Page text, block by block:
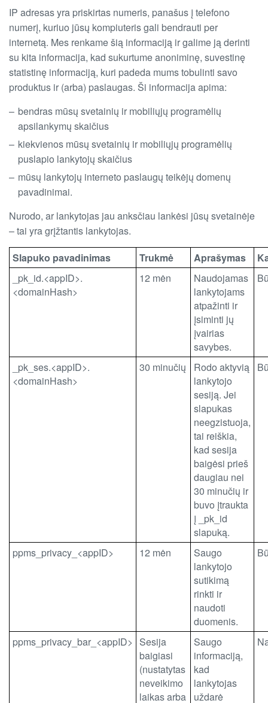
IP adresas yra priskirtas numeris, panašus į telefono
numerį, kuriuo jūsų kompiuteris gali bendrauti per
internetą. Mes renkame šią informaciją ir galime ją derinti
su kita informacija, kad sukurtume anoniminę, suvestinę
statistinę informaciją, kuri padeda mums tobulinti savo
produktus ir (arba) paslaugas. Ši informacija apima:
bendras mūsų svetainių ir mobiliųjų programėlių
apsilankymų skaičius
kiekvienos mūsų svetainių ir mobiliųjų programėlių
puslapio lankytojų skaičius
mūsų lankytojų interneto paslaugų teikėjų domenų
pavadinimai.
Nurodo, ar lankytojas jau anksčiau lankėsi jūsų svetainėje
– tai yra grįžtantis lankytojas.
Slapuko pavadinimas
Trukmė Aprašymas
_pk_id.<appID>.
<domainHash>
12 mėn
Naudojamas
lankytojams
atpažinti ir
įsiminti jų
įvairias
savybes.
_pk_ses.<appID>.
<domainHash>
30 minučių
Rodo aktyvią
lankytojo
sesiją. Jei
slapukas
neegzistuoja,
tai reiškia,
kad sesija
baigėsi prieš
daugiau nei
30 minučių ir
buvo įtraukta
į _pk_id
slapuką.
ppms_privacy_<appID> 12 mėn
Saugo
lankytojo
sutikimą
rinkti ir
naudoti
duomenis.
ppms_privacy_bar_<appID>
Sesija
baigiasi
(nustatytas
neveikimo
laikas arba
Saugo
informaciją,
kad
lankytojas
uždarė